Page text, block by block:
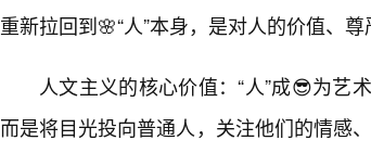
重新拉回到🌸“人”本身，是对人的价值、尊
人文主义的核心价值：“人”成😎为艺
而是将目光投向普通人，关注他们的情感